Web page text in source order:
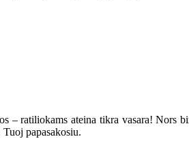
ratiliokams ateina tikra vasara! Nors
papasakosiu.